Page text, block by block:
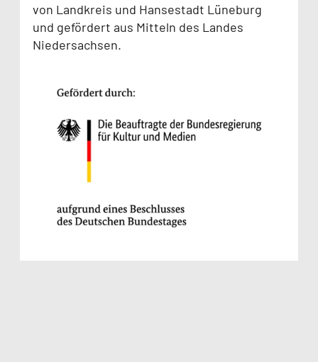
von Landkreis und Hansestadt Lüneburg
und gefördert aus Mitteln des Landes
Niedersachsen.